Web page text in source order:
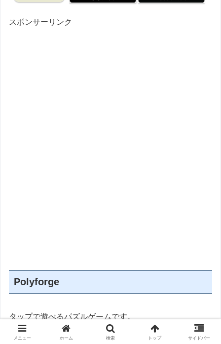
スポンサーリンク
Polyforge
タップで遊べるパズルゲームです。
メニュー ホーム 検索 トップ サイドバー